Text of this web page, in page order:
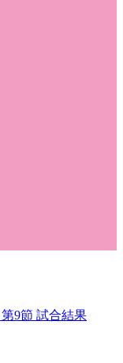
9節 試合結果